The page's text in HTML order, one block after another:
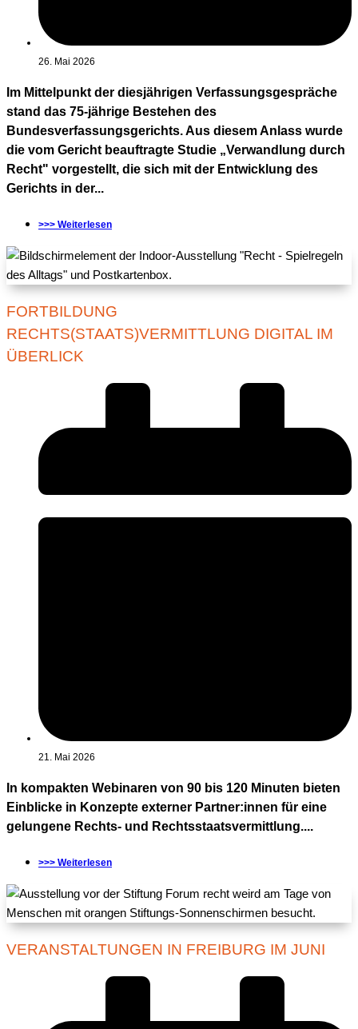
26. Mai 2026
Im Mittelpunkt der diesjährigen Verfassungsgespräche
stand das 75-jährige Bestehen des
Bundesverfassungsgerichts. Aus diesem Anlass wurde
die vom Gericht beauftragte Studie „Verwandlung durch
Recht" vorgestellt, die sich mit der Entwicklung des
Gerichts in der...
>>> Weiterlesen
FORTBILDUNG
RECHTS(STAATS)VERMITTLUNG DIGITAL IM
ÜBERLICK
21. Mai 2026
In kompakten Webinaren von 90 bis 120 Minuten bieten
Einblicke in Konzepte externer Partner:innen für eine
gelungene Rechts- und Rechtsstaatsvermittlung....
>>> Weiterlesen
VERANSTALTUNGEN IN FREIBURG IM JUNI